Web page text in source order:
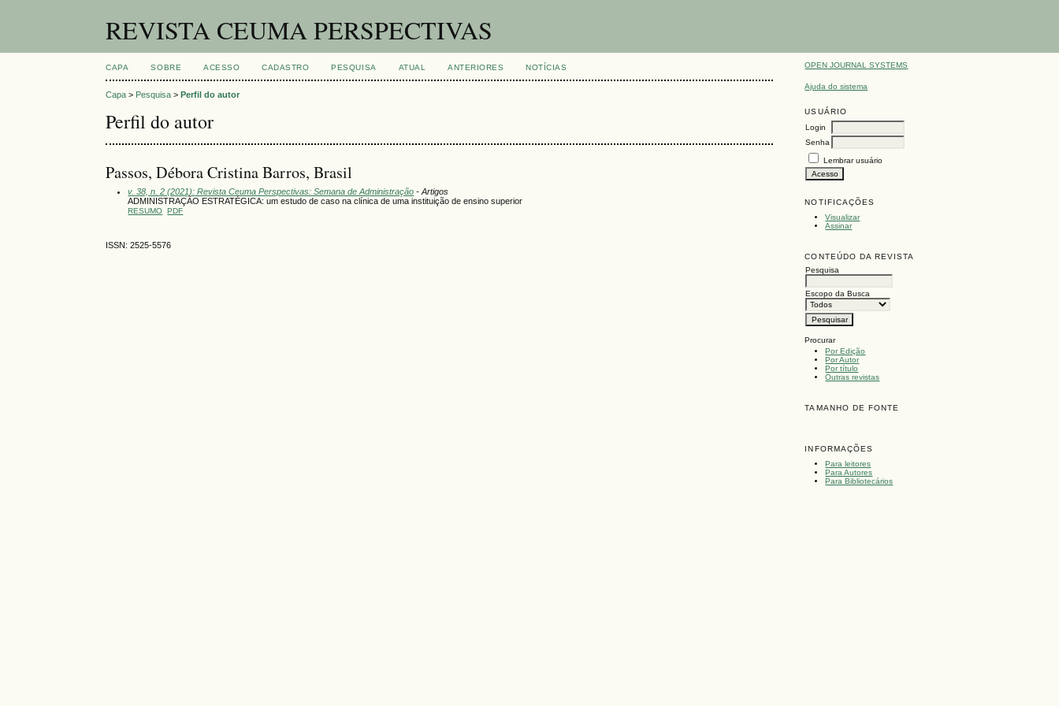
REVISTA CEUMA PERSPECTIVAS
OPEN JOURNAL SYSTEMS
Ajuda do sistema
USUÁRIO
Login
Senha
Lembrar usuário
NOTIFICAÇÕES
Visualizar
Assinar
CONTEÚDO DA REVISTA
Pesquisa
Escopo da Busca
Procurar
Por Edição
Por Autor
Por título
Outras revistas
TAMANHO DE FONTE
INFORMAÇÕES
Para leitores
Para Autores
Para Bibliotecários
CAPA SOBRE ACESSO CADASTRO PESQUISA ATUAL ANTERIORES NOTÍCIAS
Capa > Pesquisa >Perfil do autor
Perfil do autor
Passos, Débora Cristina Barros, Brasil
v. 38, n. 2 (2021): Revista Ceuma Perspectivas: Semana de Administração - Artigos
ADMINISTRAÇÃO ESTRATÉGICA: um estudo de caso na clínica de uma instituição de ensino superior
RESUMO PDF
ISSN: 2525-5576